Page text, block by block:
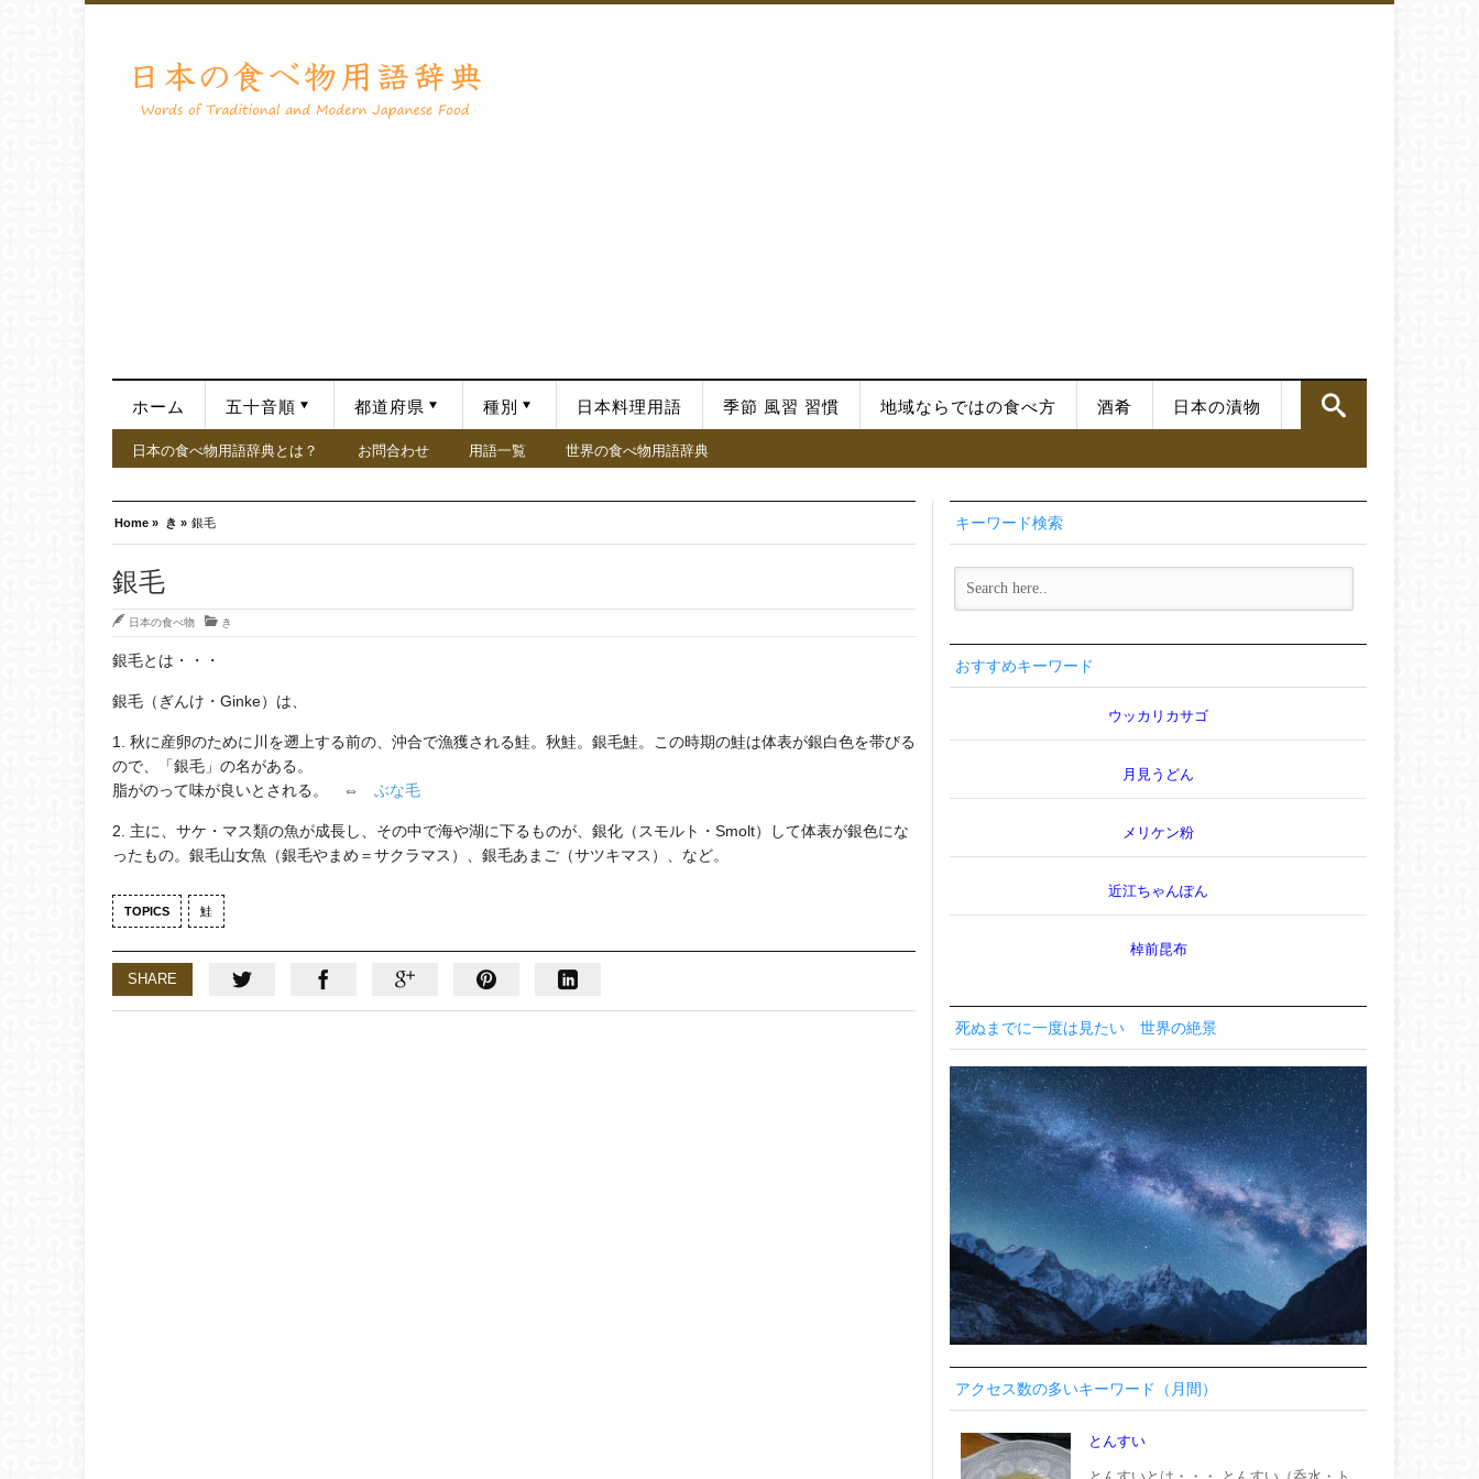
ホーム 五十音順 都道府県 種別 日本料理用語 季節 風習 習慣 地域ならではの食べ方 酒肴 日本の漬物
日本の食べ物用語辞典とは？ お問合わせ 用語一覧 世界の食べ物用語辞典
Home » き » 銀毛
銀毛
日本の食べ物 き
銀毛とは・・・
銀毛（ぎんけ・Ginke）は、
1. 秋に産卵のために川を遡上する前の、沖合で漁獲される鮭。秋鮭。銀毛鮭。この時期の鮭は体表が銀白色を帯びる
ので、「銀毛」の名がある。
脂がのって味が良いとされる。 ⇔ ぶな毛
2. 主に、サケ・マス類の魚が成長し、その中で海や湖に下るものが、銀化（スモルト・Smolt）して体表が銀色にな
ったもの。銀毛山女魚（銀毛やまめ＝サクラマス）、銀毛あまご（サツキマス）、など。
TOPICS 鮭
SHARE
キーワード検索
おすすめキーワード
ウッカリカサゴ
月見うどん
メリケン粉
近江ちゃんぽん
棹前昆布
死ぬまでに一度は見たい 世界の絶景
アクセス数の多いキーワード（月間）
とんすい
とんすいとは・・・ とんすい（呑水・ト